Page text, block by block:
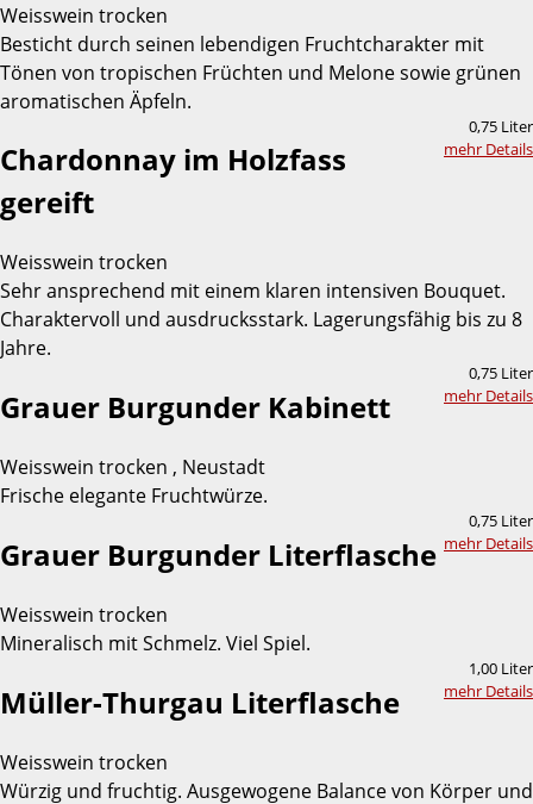
Weisswein trocken
Besticht durch seinen lebendigen Fruchtcharakter mit
Tönen von tropischen Früchten und Melone sowie grünen
aromatischen Äpfeln.
0,75 Liter
mehr Details
Chardonnay im Holzfass
gereift
Weisswein trocken
Sehr ansprechend mit einem klaren intensiven Bouquet.
Charaktervoll und ausdrucksstark. Lagerungsfähig bis zu 8
Jahre.
0,75 Liter
mehr Details
Grauer Burgunder Kabinett
Weisswein trocken , Neustadt
Frische elegante Fruchtwürze.
0,75 Liter
mehr Details
Grauer Burgunder Literflasche
Weisswein trocken
Mineralisch mit Schmelz. Viel Spiel.
1,00 Liter
mehr Details
Müller-Thurgau Literflasche
Weisswein trocken
Würzig und fruchtig. Ausgewogene Balance von Körper und